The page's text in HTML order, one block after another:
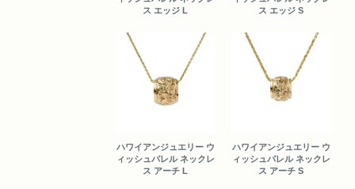
ス エッジ L
ス エッジ S
ハワイアンジュエリー ウ
ィッシュバレル ネックレ
ス アーチ L
ハワイアンジュエリー ウ
ィッシュバレル ネックレ
ス アーチ S